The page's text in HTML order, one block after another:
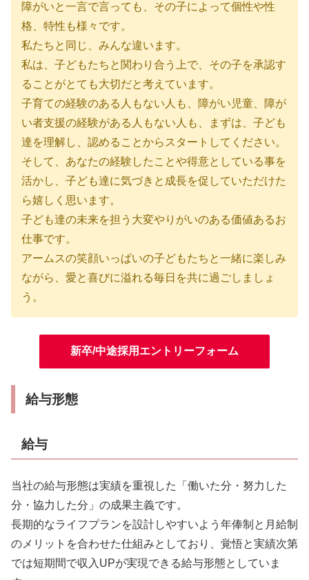
障がいと一言で言っても、その子によって個性や性
格、特性も様々です。
私たちと同じ、みんな違います。
私は、子どもたちと関わり合う上で、その子を承認す
ることがとても大切だと考えています。
子育ての経験のある人もない人も、障がい児童、障が
い者支援の経験がある人もない人も、まずは、子ども
達を理解し、認めることからスタートしてください。
そして、あなたの経験したことや得意としている事を
活かし、子ども達に気づきと成長を促していただけた
ら嬉しく思います。
子ども達の未来を担う大変やりがいのある価値あるお
仕事です。
アームスの笑顔いっぱいの子どもたちと一緒に楽しみ
ながら、愛と喜びに溢れる毎日を共に過ごしましょ
う。
新卒/中途採用エントリーフォーム
給与形態
給与
当社の給与形態は実績を重視した「働いた分・努力した
分・協力した分」の成果主義です。
長期的なライフプランを設計しやすいよう年俸制と月給制
のメリットを合わせた仕組みとしており、覚悟と実績次第
では短期間で収入UPが実現できる給与形態としていま